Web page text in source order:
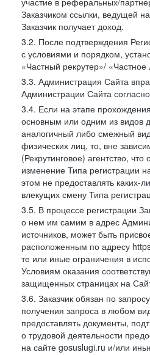
Заказчиком ссылки, ведущей
Заказчик получает доход.
3.2. После подтверждения
с условиями и порядком,
«Частный рекрутер»/
3.3. Администрация Сайта
Администрации Сайта
3.4. Если на этапе
основным или одним из видов
аналогичный либо смежный
физических лиц, то, вне
(Рекрутинговое) агентство,
изменение Типа регистрации
этом не предоставлять каких-
влекущих смену Типа
3.5. В процессе регистрации
о нем им самим в адрес
источников, может быть
расположенным по адресу
те или иные ограничения в
Условиям оказания
защищенных страницах на
3.6. Заказчик обязан по
получения запроса в любом
предоставлять документы,
о трудовой деятельности
на сайте gosuslugi.ru и/или